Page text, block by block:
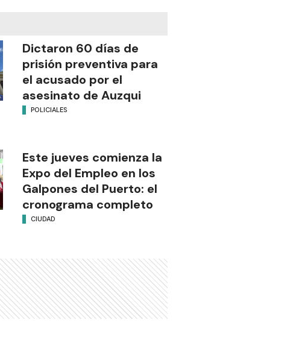
Dictaron 60 días de
prisión preventiva para
el acusado por el
asesinato de Auzqui
POLICIALES
Este jueves comienza la
Expo del Empleo en los
Galpones del Puerto: el
cronograma completo
CIUDAD